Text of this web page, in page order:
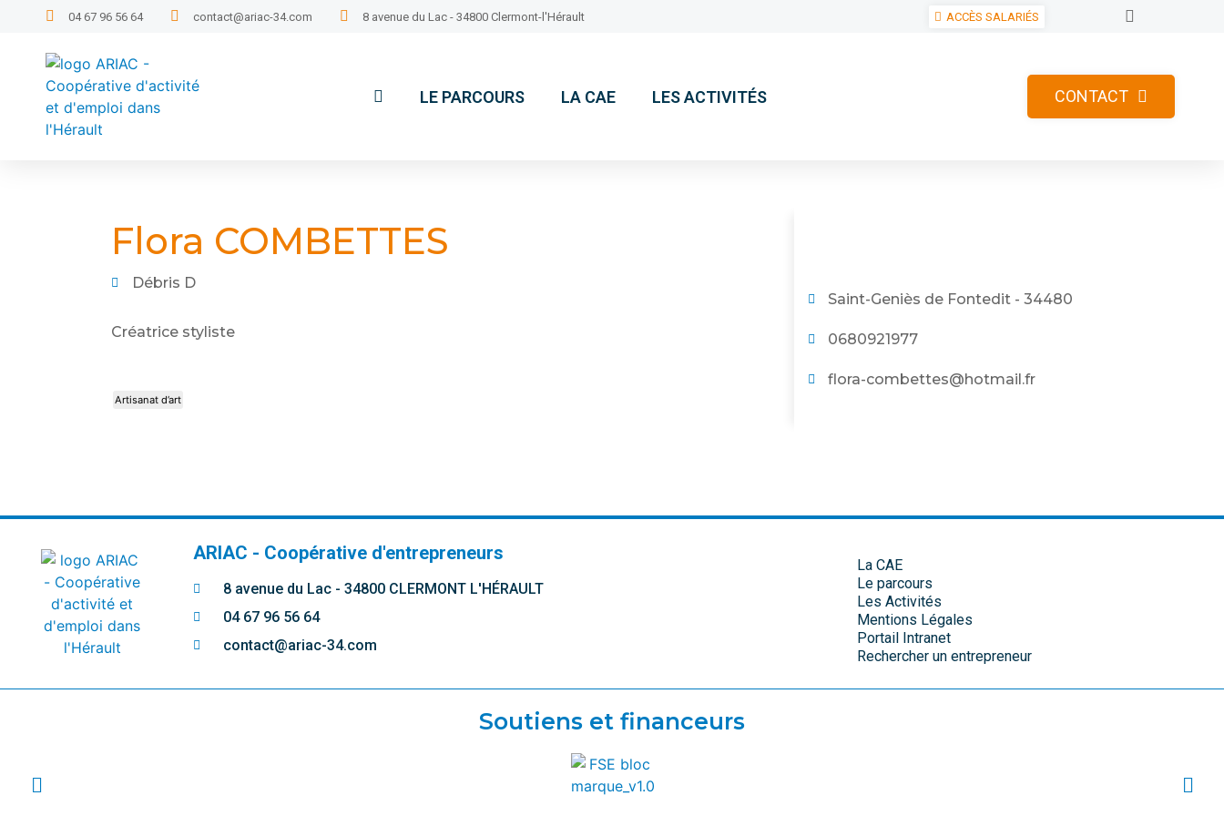
04 67 96 56 64 contact@ariac-34.com 8 avenue du Lac - 34800 Clermont-l'Hérault ACCÈS SALARIÉS
LE PARCOURS LA CAE LES ACTIVITÉS CONTACT
Flora COMBETTES
Débris D
Créatrice styliste
Artisanat d’art
Saint-Geniès de Fontedit - 34480
0680921977
flora-combettes@hotmail.fr
ARIAC - Coopérative d'entrepreneurs
8 avenue du Lac - 34800 CLERMONT L'HÉRAULT
04 67 96 56 64
contact@ariac-34.com
La CAE
Le parcours
Les Activités
Mentions Légales
Portail Intranet
Rechercher un entrepreneur
Soutiens et financeurs